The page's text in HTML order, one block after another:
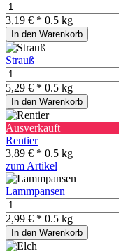
3,19 € * 0.5 kg
In den Warenkorb
Strauß
5,29 € * 0.5 kg
In den Warenkorb
Ausverkauft
Rentier
3,89 € * 0.5 kg
zum Artikel
Lammpansen
2,99 € * 0.5 kg
In den Warenkorb